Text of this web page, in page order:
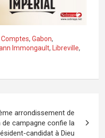
, Gabon,
Immongault, Libreville,
arrondissement de
de campagne confie la
candidat à Dieu